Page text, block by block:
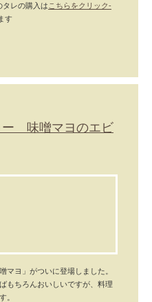
タレの購入は こちらをクリック-
す
ー 味噌マヨのエビ
マヨ」がついに登場しました。
もちろんおいしいですが、料理
。